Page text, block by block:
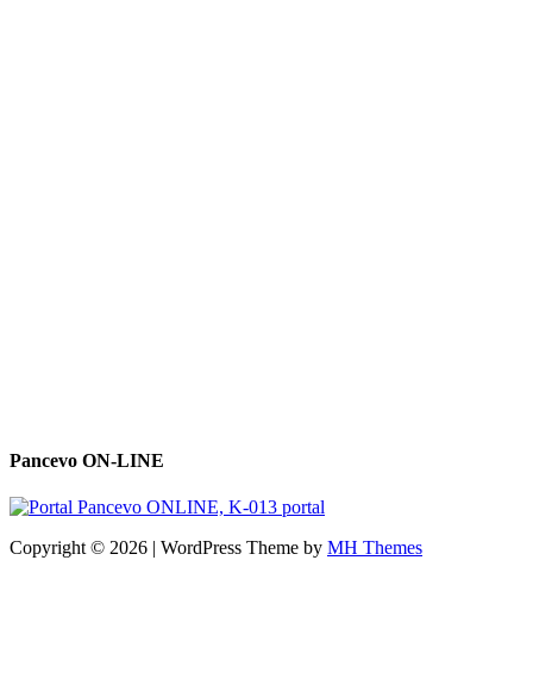
Pancevo ON-LINE
Copyright © 2026 | WordPress Theme by MH Themes